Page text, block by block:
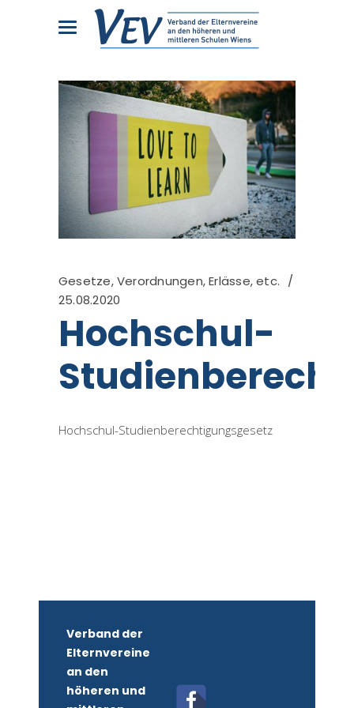
Gesetze, Verordnungen, Erlässe, etc.
25.08.2020
Hochschul-
Hochschul-Studienberechtigungsgesetz
Verband der
Elternvereine
an den
höheren und